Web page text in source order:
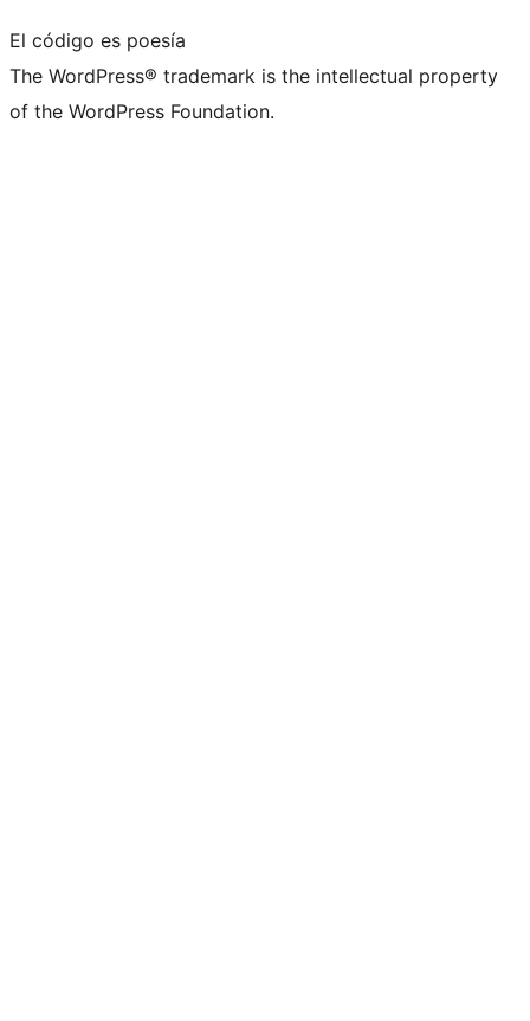
El código es poesía
The WordPress® trademark is the intellectual property
of the WordPress Foundation.